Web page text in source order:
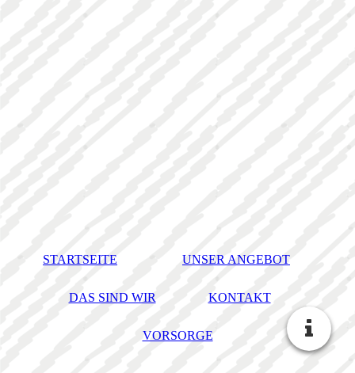
STARTSEITE UNSER ANGEBOT
DAS SIND WIR KONTAKT
VORSORGE